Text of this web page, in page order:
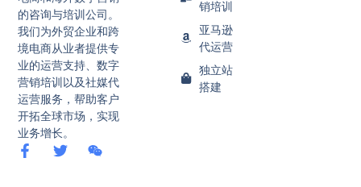
的咨询与培训公司。
我们为外贸企业和跨
境电商从业者提供专
业的运营支持、数字
营销培训以及社媒代
运营服务，帮助客户
开拓全球市场，实现
业务增长。
销培训
亚马逊
代运营
独立站
搭建